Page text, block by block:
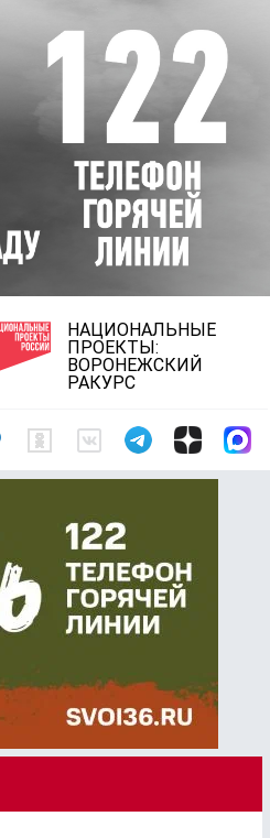
НАЦИОНАЛЬНЫЕ
ПРОЕКТЫ:
ВОРОНЕЖСКИЙ
РАКУРС